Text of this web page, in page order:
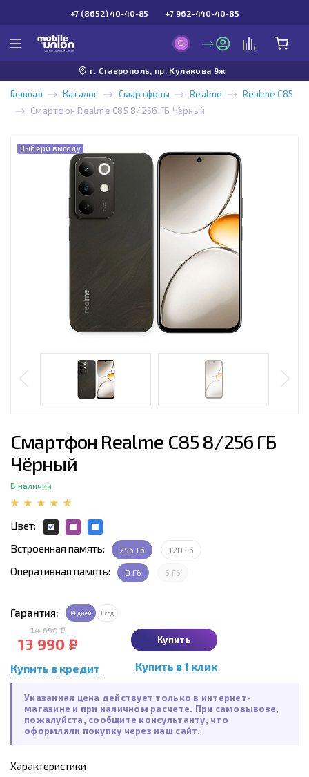
+7 (8652) 40-40-85 +7 962-440-40-85
г. Ставрополь, пр. Кулакова 9ж
Главная Каталог Смартфоны Realme
Realme С85
Смартфон Realme C85 8/256 ГБ Чёрный
Выбери выгоду
Смартфон Realme C85 8/256 ГБ
Чёрный
В наличии
Цвет:
Встроенная память:
256 Гб 128 Гб
Оперативная память: 8 Гб 6 Гб
Гарантия: 14 дней 1 год
13 990 ₽
14 690 ₽
Купить
Купить в 1 клик
Купить в кредит
Указанная цена действует только в интернет-
магазине и при наличном расчете. При самовывозе,
пожалуйста, сообщите консультанту, что
оформляли покупку через наш сайт.
Характеристики